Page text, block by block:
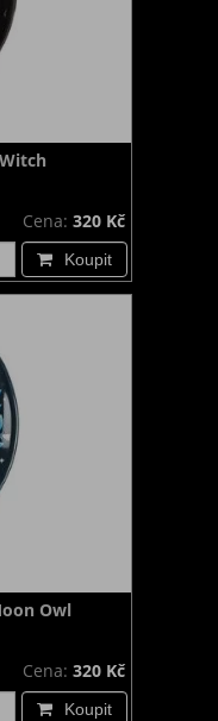
Cena: 320 Kč
Koupit
Owl
Cena: 320 Kč
Koupit